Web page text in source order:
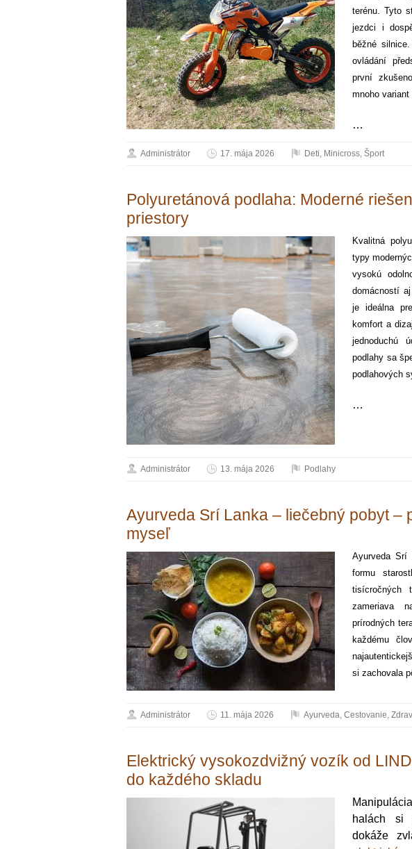
terénu. Tyto
jezdci i
běžné
ovládání
první
mnoho variant
…
Administrátor 17. mája 2026 Deti Minicross Šport
Polyuretánová podlaha: Moderné
priestory
Kvalitná
typy
vysokú
domácností
je ideálna
komfort a
jednoduchú
podlahy sa
podlahových
…
Administrátor 13. mája 2026 Podlahy
Ayurveda Srí Lanka – liečebný pobyt –
myseľ
Ayurveda Srí
formu
tisícročných
zameriava
prírodných
každému
si zachovala
Administrátor 11. mája 2026 Ayurveda Cestovanie
Elektrický vysokozdvižný vozík od
do každého skladu
halách si
dokáže